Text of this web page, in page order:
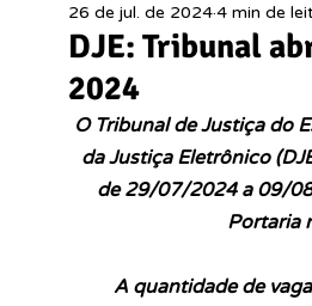
Jornal O Processo Judiciário
DJE: Tribunal
2024
26 de jul. de 20244 min de
O Tribunal de Justiça do
da Justiça Eletrônico
de 29/07/2024 a 09/
Portaria
A quantidade de